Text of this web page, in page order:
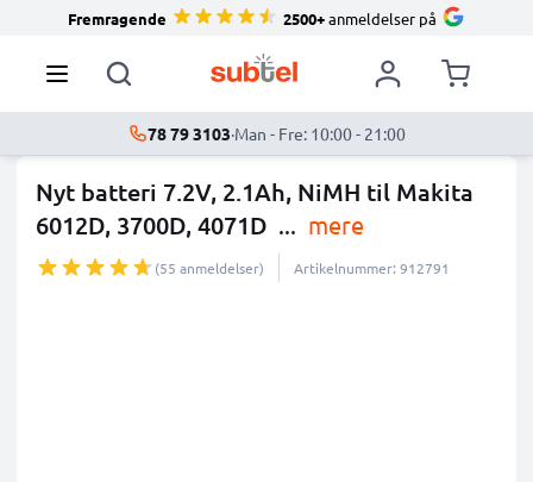
Fremragende 2500+anmeldelser på
78 79 3103·Man - Fre: 10:00 - 21:00
Nyt batteri 7.2V, 2.1Ah, NiMH til Makita
6012D, 3700D, 4071D ... mere
(55 anmeldelser) Artikelnummer: 912791